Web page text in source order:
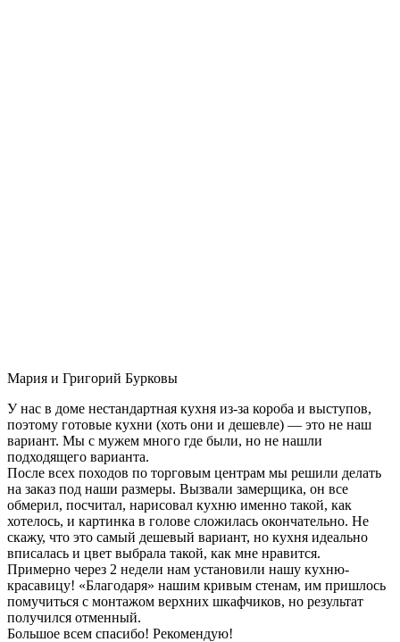
Мария и Григорий Бурковы
У нас в доме нестандартная кухня из-за короба и выступов,
поэтому готовые кухни (хоть они и дешевле) — это не наш
вариант. Мы с мужем много где были, но не нашли
подходящего варианта.
После всех походов по торговым центрам мы решили делать
на заказ под наши размеры. Вызвали замерщика, он все
обмерил, посчитал, нарисовал кухню именно такой, как
хотелось, и картинка в голове сложилась окончательно. Не
скажу, что это самый дешевый вариант, но кухня идеально
вписалась и цвет выбрала такой, как мне нравится.
Примерно через 2 недели нам установили нашу кухню-
красавицу! «Благодаря» нашим кривым стенам, им пришлось
помучиться с монтажом верхних шкафчиков, но результат
получился отменный.
Большое всем спасибо! Рекомендую!